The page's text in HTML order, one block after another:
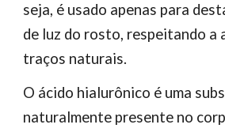
seja, é usado apenas para
de luz do rosto, respeitando a
traços naturais.
O ácido hialurônico é uma
naturalmente presente no